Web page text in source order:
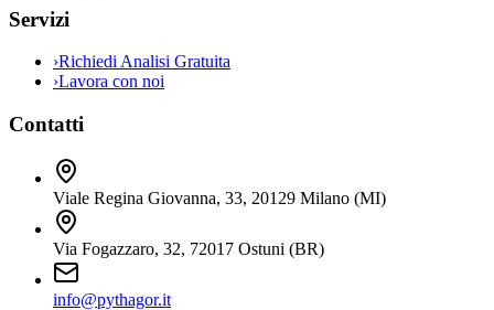
Servizi
›Richiedi Analisi Gratuita
›Lavora con noi
Contatti
Viale Regina Giovanna, 33, 20129 Milano (MI)
Via Fogazzaro, 32, 72017 Ostuni (BR)
info@pythagor.it